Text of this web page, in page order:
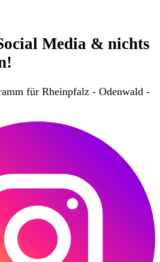
Media & nichts
für Rheinpfalz - Odenwald -